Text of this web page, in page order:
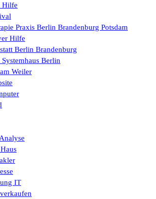
Hilfe
Praxis Berlin Brandenburg Potsdam
Hilfe
Berlin Brandenburg
Berlin
Weiler
IT